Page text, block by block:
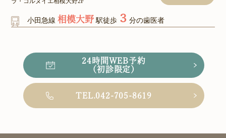
小田急線相模大野 駅徒歩 ３分の歯医者
24時間WEB予約
（初診限定）
TEL.042-705-8619